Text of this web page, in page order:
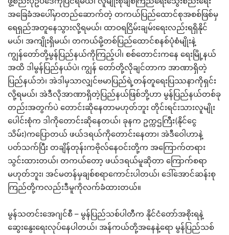
အခြေခံအပေါ်မှာတည်ဆောက်တဲ့ တကယ်ပြည်ထောင်စုအစစ်ဖြစ်မှ
ရေရှည်အတူနေသွားလို့ရမယ်၊ ထာဝရငြိမ်းချမ်းရေးလည်းရရှိနိုင်
မယ်၊ အကျိုးရှိမယ်၊ တကယ်မို့တစ်ပြည်ထောင်စနစ်ပုံစံမျိုးနဲ့
ကျွန်တော်တို့မွန်ပြည်နယ်ကိုကြည့်ပါ၊ စစ်တောင်းကနေ ရေးမြို့နယ်
အထိ ဒါမွန်ပြည်နယ်ပဲ၊ ကျွန် တော်တို့လိုချင်တာက အာဏာရှိတဲ့
ပြည်နယ်ဘဲ၊ အဲဒါမှသာလျှင်ဗမာပြည်ရဲ့တန်တူရေးပြဿနာကိုရှင်း
လို့ရမယ်၊ အဲဒီလိုအာဏာရှိတဲ့ပြည်နယ်ဖြစ်ဘို့ဟာ မွန်ပြည်နယ်တစ်ခု
တည်းအတွက်ပဲ တောင်းဆိုနေတာမဟုတ်ဘူး တိုင်းရင်းသားလူမျိုး
ပေါင်းစုံက ဒါကိုတောင်းဆိုနေတယ်၊ ခုနက ဥက္ကဌကြီး(နိုင်ငွေ
သိမ်း)ကပြောတယ် ဖယ်ဒရယ်ကိုတောင်းနေတာ၊ အဲဒီဝေါဟာနဲ့
ပတ်သက်ပြီး တချိန်တုန်းကဗိုလ်နေဝင်းတို့က အကြောက်တရား
သွင်းထားတယ်၊ တကယ်တော့ ဖယ်ဒရယ်မူဆိုတာ ကြောက်စရာ
မဟုတ်ဘူး၊ အင်မတန်မှချစ်စရာကောင်းပါတယ်၊ ဒေါ်အောင်ဆန်းစု
ကြည်တို့ကလည်းဒီမူကိုလက်ခံထားတယ်။
မွန်သတင်းအေဂျင်စီ – မွန်ပြည်သစ်ပါတီက နိုင်ငံတော်အစိုးရနဲ့
ဆွေးနွေးရေးလုပ်နေပါတယ်၊ အန်ကယ်တို့အနေနဲ့ရော မွန်ပြည်သစ်